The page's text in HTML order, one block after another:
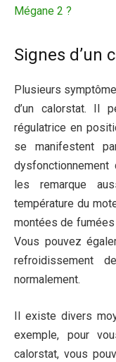
Mégane 2 ?
Signes d’un
Plusieurs
d’un calorstat. Il
régulatrice en
se manifestent
les remarque
température du
montées de fumées
Vous pouvez
refroidissement
normalement.
Il existe divers
exemple, pour
calorstat, vous